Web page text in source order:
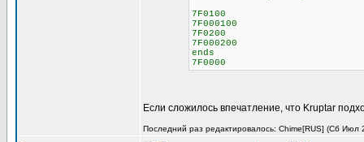
7F0100
7F000100
7F0200
7F000200
ends
7F0000
Если сложилось впечатление, что Kruptar
Последний раз редактировалось: Chime[RUS] (Сб Июл